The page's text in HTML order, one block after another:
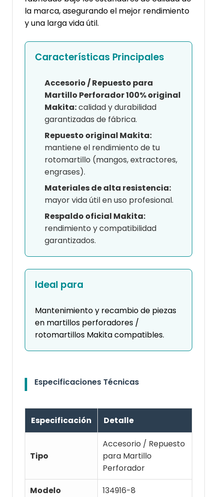
la marca, asegurando el mejor rendimiento
y una larga vida útil.
Características Principales
Accesorio / Repuesto para
Martillo Perforador 100% original
Makita:calidad y durabilidad
garantizadas de fábrica.
Repuesto original Makita:
mantiene el rendimiento de tu
rotomartillo (mangos, extractores,
engrases).
Materiales de alta resistencia:
mayor vida útil en uso profesional.
Respaldo oficial Makita:
rendimiento y compatibilidad
garantizados.
Ideal para
Mantenimiento y recambio de piezas
en martillos perforadores /
rotomartillos Makita compatibles.
Especificaciones Técnicas
Especificación Detalle
Tipo
Accesorio / Repuesto
para Martillo
Perforador
Modelo
134916-8